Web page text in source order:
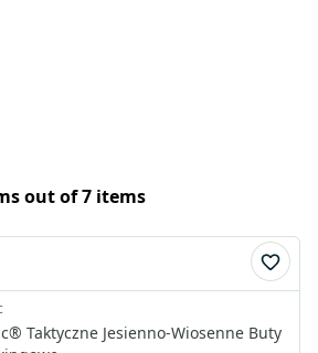
out of 7 items
Taktyczne Jesienno-Wiosenne Buty